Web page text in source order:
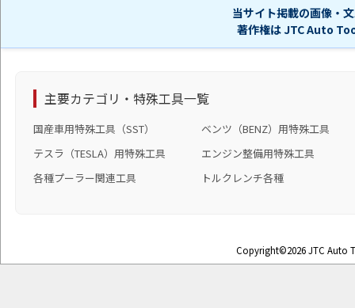
当サイト掲載の画像・
著作権は JTC Auto
主要カテゴリ・特殊工具一覧
国産車用特殊工具（SST）
ベンツ（BENZ）用特殊工具
テスラ（TESLA）用特殊工具
エンジン整備用特殊工具
各種プーラー関連工具
トルクレンチ各種
Copyright©2026 JTC Auto